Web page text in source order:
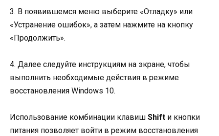
3. В появившемся меню выберите «Отладку» или
«Устранение ошибок», а затем нажмите на кнопку
«Продолжить».
4. Далее следуйте инструкциям на экране, чтобы
выполнить необходимые действия в режиме
восстановления Windows 10.
Использование комбинации клавиш Shift и кнопки
питания позволяет войти в режим восстановления